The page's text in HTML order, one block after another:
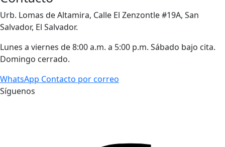
Urb. Lomas de Altamira, Calle El Zenzontle #19A, San
Salvador, El Salvador.
Lunes a viernes de 8:00 a.m. a 5:00 p.m. Sábado bajo cita.
Domingo cerrado.
WhatsApp Contacto por correo
Síguenos